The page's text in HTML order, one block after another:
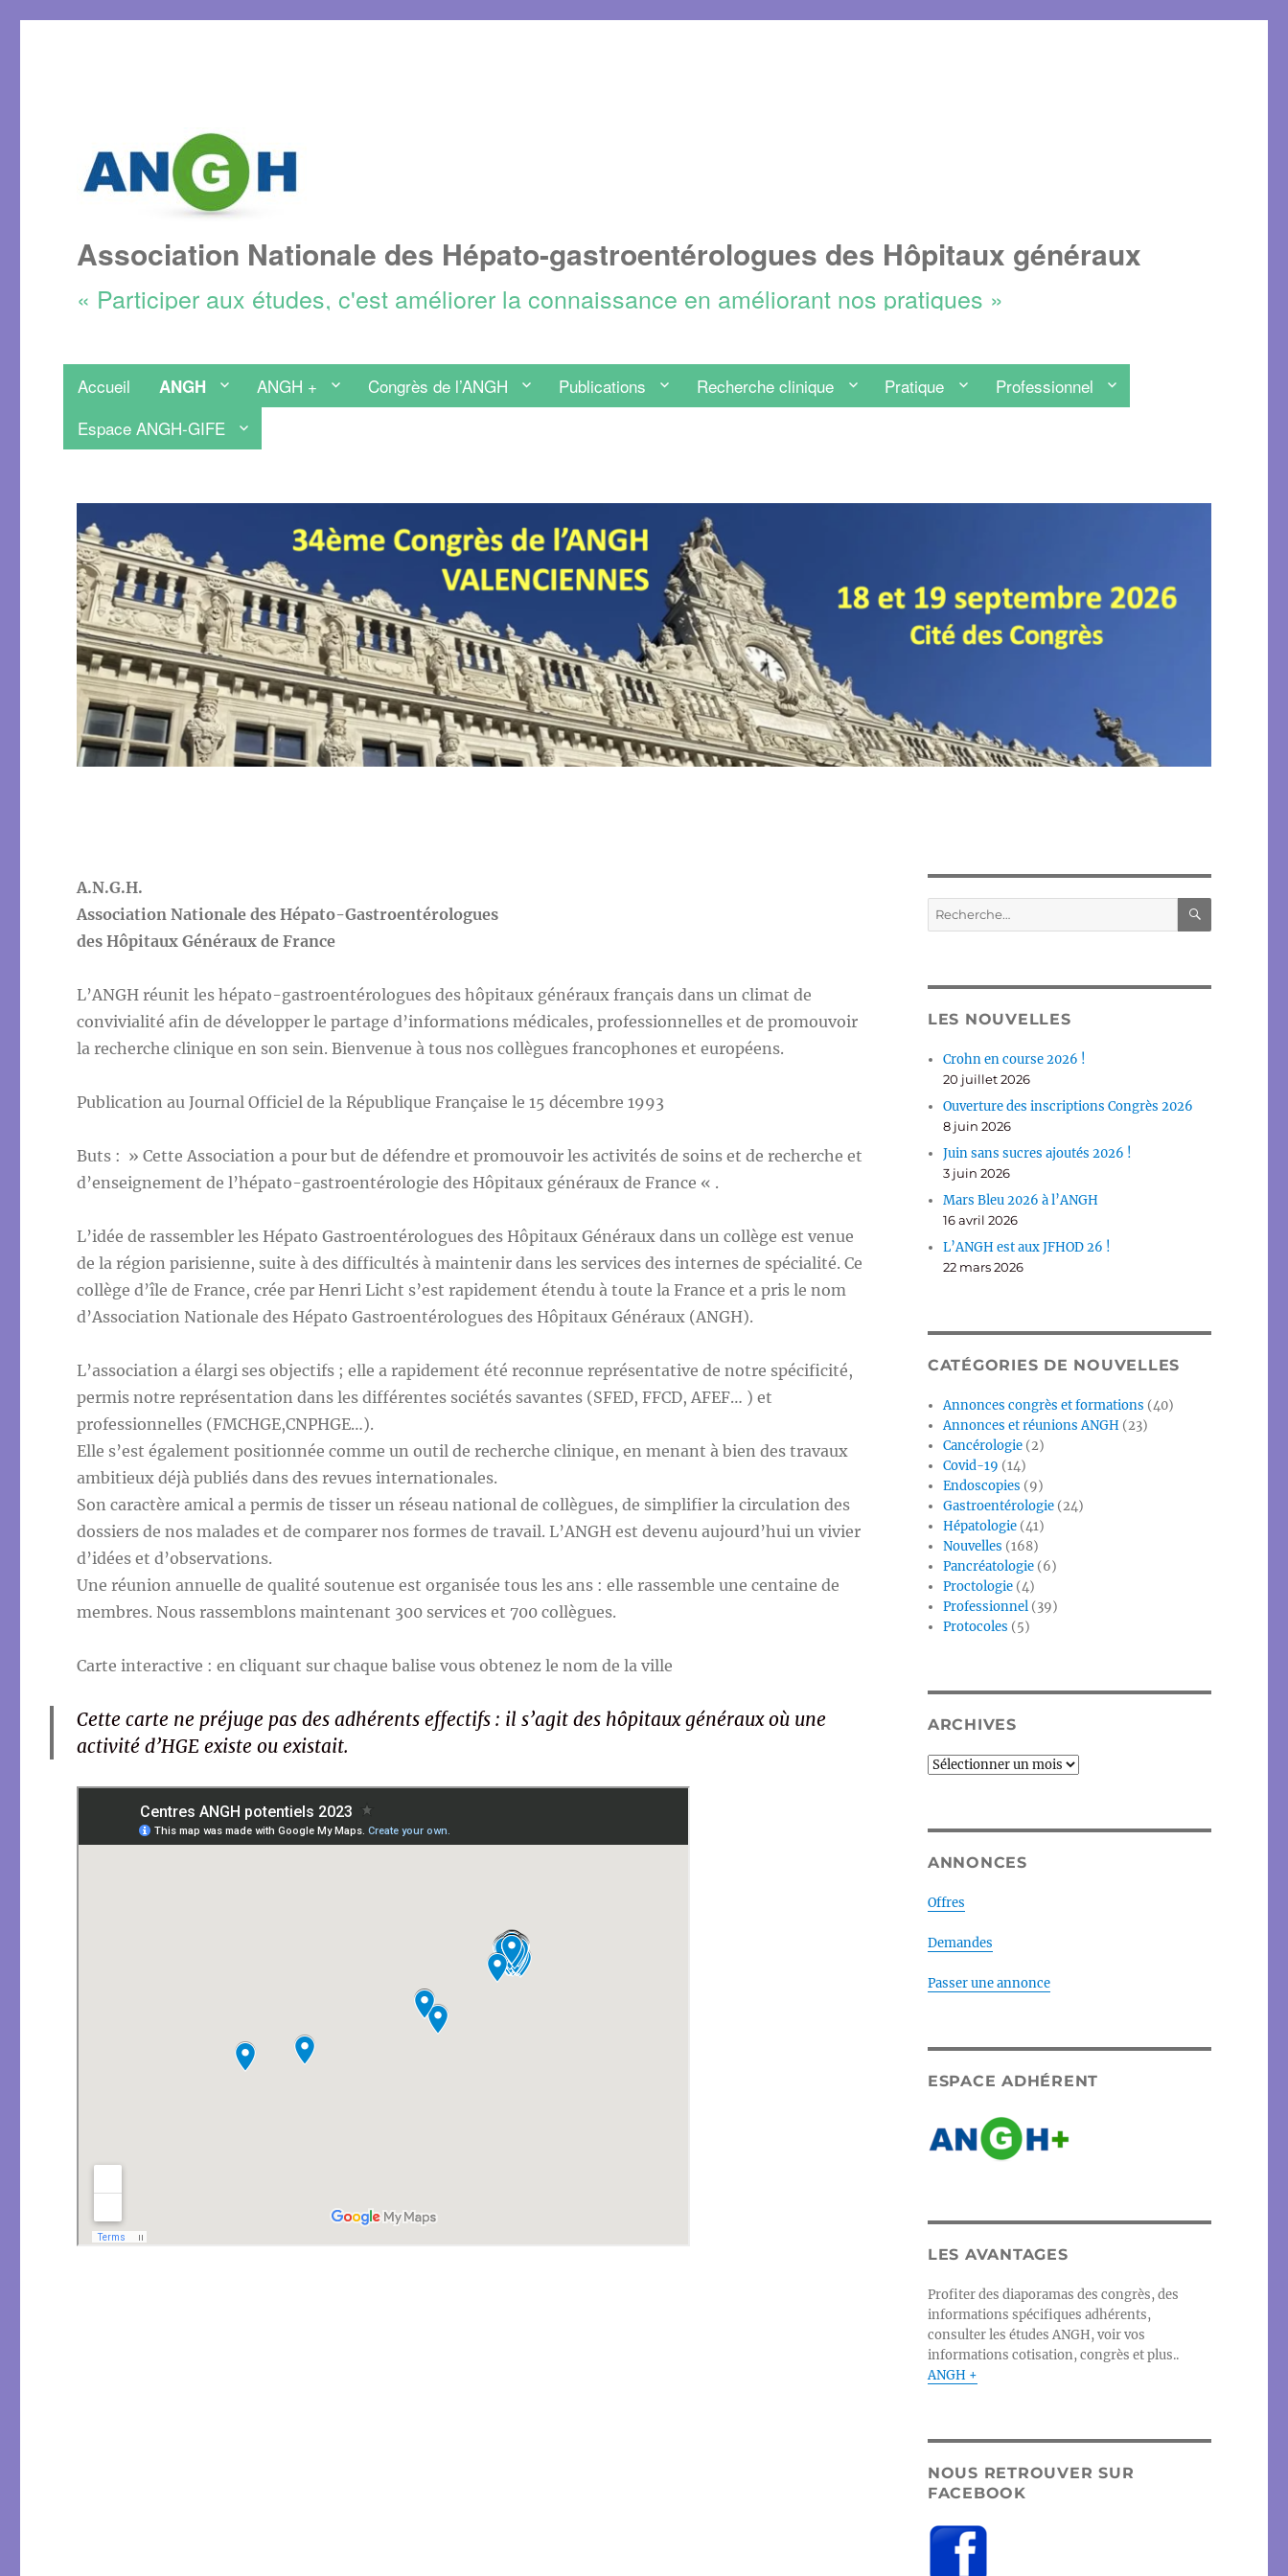
Association Nationale des Hépato-gastroentérologues des Hôpitaux généraux
« Participer aux études, c'est améliorer la connaissance en améliorant nos pratiques »
Accueil ANGH ANGH + Congrès de l’ANGH Publications Recherche clinique Pratique
Professionnel
Espace ANGH-GIFE
A.N.G.H.
Association Nationale des Hépato-Gastroentérologues
des Hôpitaux Généraux de France
L’ANGH réunit les hépato-gastroentérologues des hôpitaux généraux français dans un climat de
convivialité afin de développer le partage d’informations médicales, professionnelles et de promouvoir
la recherche clinique en son sein. Bienvenue à tous nos collègues francophones et européens.
Publication au Journal Officiel de la République Française le 15 décembre 1993
Buts : » Cette Association a pour but de défendre et promouvoir les activités de soins et de recherche et
d’enseignement de l’hépato-gastroentérologie des Hôpitaux généraux de France « .
L’idée de rassembler les Hépato Gastroentérologues des Hôpitaux Généraux dans un collège est venue
de la région parisienne, suite à des difficultés à maintenir dans les services des internes de spécialité. Ce
collège d’île de France, crée par Henri Licht s’est rapidement étendu à toute la France et a pris le nom
d’Association Nationale des Hépato Gastroentérologues des Hôpitaux Généraux (ANGH).
L’association a élargi ses objectifs ; elle a rapidement été reconnue représentative de notre spécificité,
permis notre représentation dans les différentes sociétés savantes (SFED, FFCD, AFEF… ) et
professionnelles (FMCHGE,CNPHGE…).
Elle s’est également positionnée comme un outil de recherche clinique, en menant à bien des travaux
ambitieux déjà publiés dans des revues internationales.
Son caractère amical a permis de tisser un réseau national de collègues, de simplifier la circulation des
dossiers de nos malades et de comparer nos formes de travail. L’ANGH est devenu aujourd’hui un vivier
d’idées et d’observations.
Une réunion annuelle de qualité soutenue est organisée tous les ans : elle rassemble une centaine de
membres. Nous rassemblons maintenant 300 services et 700 collègues.
Carte interactive : en cliquant sur chaque balise vous obtenez le nom de la ville
Cette carte ne préjuge pas des adhérents effectifs : il s’agit des hôpitaux généraux où une
activité d’HGE existe ou existait.
Recherche
pour :
LES NOUVELLES
Crohn en course 2026 !
20 juillet 2026
Ouverture des inscriptions Congrès 2026
8 juin 2026
Juin sans sucres ajoutés 2026 !
3 juin 2026
Mars Bleu 2026 à l’ANGH
16 avril 2026
L’ANGH est aux JFHOD 26 !
22 mars 2026
CATÉGORIES DE NOUVELLES
Annonces congrès et formations (40)
Annonces et réunions ANGH (23)
Cancérologie (2)
Covid-19 (14)
Endoscopies (9)
Gastroentérologie (24)
Hépatologie (41)
Nouvelles (168)
Pancréatologie (6)
Proctologie (4)
Professionnel (39)
Protocoles (5)
ARCHIVES
Archives
ANNONCES
Offres
Demandes
Passer une annonce
ESPACE ADHÉRENT
LES AVANTAGES
Profiter des diaporamas des congrès, des
informations spécifiques adhérents,
consulter les études ANGH, voir vos
informations cotisation, congrès et plus..
ANGH +
NOUS RETROUVER SUR
FACEBOOK